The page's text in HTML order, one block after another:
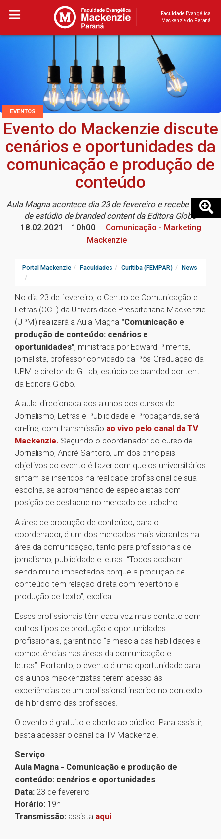
Faculdade Evangélica
Mackenzie do Paraná
EVENTOS
Evento do Mackenzie discute
cenários e oportunidades da
comunicação e produção de
conteúdo
Aula Magna acontece dia 23 de fevereiro e recebe diretor
de estúdio de branded content da Editora Globo
18.02.2021
10h00
Comunicação - Marketing
Mackenzie
Portal Mackenzie Faculdades Curitiba (FEMPAR) News
No dia 23 de fevereiro, o Centro de Comunicação e
Letras (CCL) da Universidade Presbiteriana Mackenzie
(UPM) realizará a Aula Magna "Comunicação e
produção de conteúdo: cenários e
oportunidades", ministrada por Edward Pimenta,
jornalista, professor convidado da Pós-Graduação da
UPM e diretor do G.Lab, estúdio de branded content
da Editora Globo.
A aula, direcionada aos alunos dos cursos de
Jornalismo, Letras e Publicidade e Propaganda, será
on-line, com transmissão ao vivo pelo canal da TV
Mackenzie. Segundo o coordenador do curso de
Jornalismo, André Santoro, um dos principais
objetivos do evento é fazer com que os universitários
sintam-se inseridos na realidade profissional de sua
escolha, se aproximando de especialistas com
posição de destaque no mercado de trabalho.
A área de produção de conteúdo, para o
coordenador, é um dos mercados mais vibrantes na
área da comunicação, tanto para profissionais de
jornalismo, publicidade e letras. “Todos acabam
sendo muito impactados porque a produção de
conteúdo tem relação direta com repertório e
produção de texto”, explica.
Esses profissionais têm cada vez mais contato com
outros tipos de produção e oportunidades
profissionais, garantindo “a mescla das habilidades e
competências nas áreas da comunicação e
letras”. Portanto, o evento é uma oportunidade para
os alunos mackenzistas terem acesso às
experiências de um profissional inserido no contexto
de hibridismo das profissões.
O evento é gratuito e aberto ao público. Para assistir,
basta acessar o canal da TV Mackenzie.
Serviço
Aula Magna - Comunicação e produção de
conteúdo: cenários e oportunidades
Data: 23 de fevereiro
Horário: 19h
Transmissão: assista aqui
1